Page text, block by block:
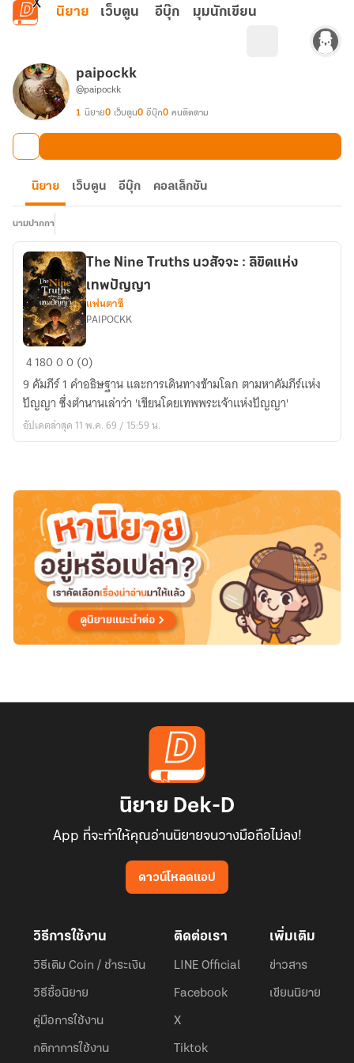
ข้ามไปยังเนื้อหาหลัก
นิยาย เว็บตูน อีบุ๊ก มุมนักเขียน
paipockk
@paipockk
1 นิยาย0 เว็บตูน0 อีบุ๊ก0 คนติดตาม
นิยาย เว็บตูน อีบุ๊ก คอลเล็กชัน
นามปากกา
The
Nine
Truths
นว
สัจจะ
แห่ง
เทพ
ปัญญา
The Nine Truths นวสัจจะ : ลิขิตแห่ง
เทพปัญญา
แฟนตาซี
PAIPOCKK
418000 (0)
9 คัมภีร์ 1 คำอธิษฐาน และการเดินทางข้ามโลก ตามหาคัมภีร์แห่ง
ปัญญา ซึ่งตำนานเล่าว่า 'เขียนโดยเทพพระเจ้าแห่งปัญญา'
อัปเดตล่าสุด 11 พ.ค. 69 / 15:59 น.
นิยาย Dek-D
App ที่จะทำให้คุณอ่านนิยายจนวางมือถือไม่ลง!
ดาวน์โหลดแอป
วิธีการใช้งาน
วิธีเติม Coin / ชำระเงิน
วิธีซื้อนิยาย
คู่มือการใช้งาน
กติกาการใช้งาน
ติดต่อเรา
LINE Official
Facebook
X
Tiktok
เพิ่มเติม
ข่าวสาร
เขียนนิยาย